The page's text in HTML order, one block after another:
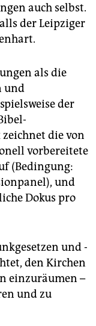
auch selbst.
der Leipziger
als die
und
der
zeichnet die von
vorbereitete
(Bedingung:
und
Dokus pro
und -
den Kirchen
einzuräumen –
und zu